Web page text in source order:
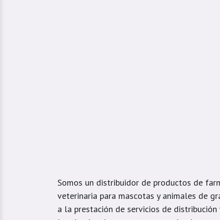
Somos un distribuidor de productos de
veterinaria para mascotas y animales de
a la prestación de servicios de distribución